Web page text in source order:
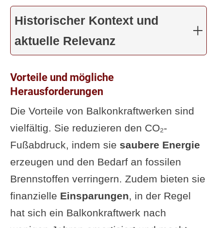
Historischer Kontext und
aktuelle Relevanz
Vorteile und mögliche
Herausforderungen
Die Vorteile von Balkonkraftwerken sind
vielfältig. Sie reduzieren den CO₂-
Fußabdruck, indem sie saubere Energie
erzeugen und den Bedarf an fossilen
Brennstoffen verringern. Zudem bieten sie
finanzielle Einsparungen, in der Regel
hat sich ein Balkonkraftwerk nach